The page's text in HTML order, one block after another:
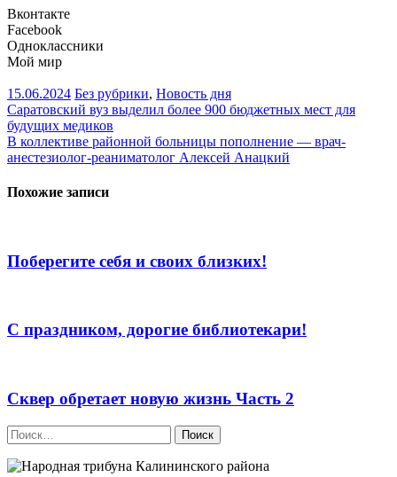
Вконтакте
Facebook
Одноклассники
Мой мир
15.06.2024 Без рубрики, Новость дня
Навигация
по
записям
Саратовский вуз выделил более 900 бюджетных мест для
будущих медиков
В коллективе районной больницы пополнение — врач-
анестезиолог-реаниматолог Алексей Анацкий
Похожие записи
Поберегите себя и своих близких!
С праздником, дорогие библиотекари!
Сквер обретает новую жизнь Часть 2
Найти: